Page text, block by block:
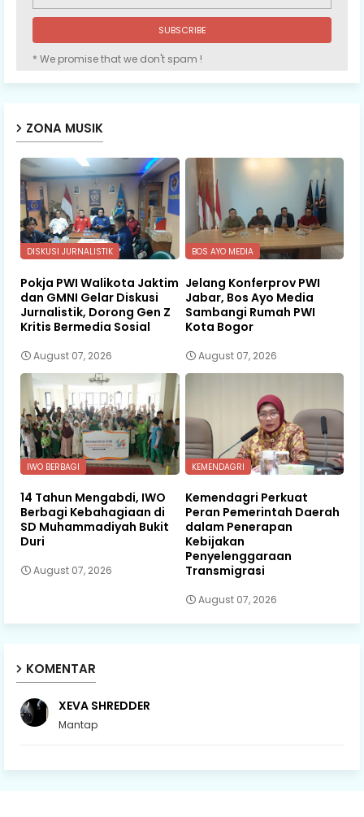
* We promise that we don't spam !
ZONA MUSIK
DISKUSI JURNALISTIK
Pokja PWI Walikota Jaktim
dan GMNI Gelar Diskusi
Jurnalistik, Dorong Gen Z
Kritis Bermedia Sosial
August 07, 2026
BOS AYO MEDIA
Jelang Konferprov PWI
Jabar, Bos Ayo Media
Sambangi Rumah PWI
Kota Bogor
August 07, 2026
IWO BERBAGI
14 Tahun Mengabdi, IWO
Berbagi Kebahagiaan di
SD Muhammadiyah Bukit
Duri
August 07, 2026
KEMENDAGRI
Kemendagri Perkuat
Peran Pemerintah Daerah
dalam Penerapan
Kebijakan
Penyelenggaraan
Transmigrasi
August 07, 2026
KOMENTAR
XEVA SHREDDER
Mantap